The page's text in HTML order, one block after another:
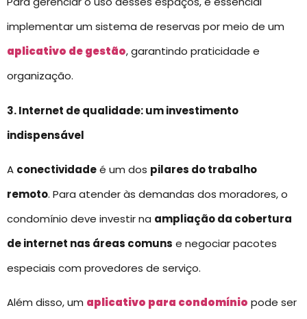
implementar um sistema de reservas por meio de um
aplicativo de gestão, garantindo praticidade e
organização.
3. Internet de qualidade: um investimento
indispensável
A conectividadeé um dos pilares do trabalho
remoto. Para atender às demandas dos moradores, o
condomínio deve investir na ampliação da cobertura
de internet nas áreas comuns e negociar pacotes
especiais com provedores de serviço.
Além disso, um aplicativo para condomínio pode ser